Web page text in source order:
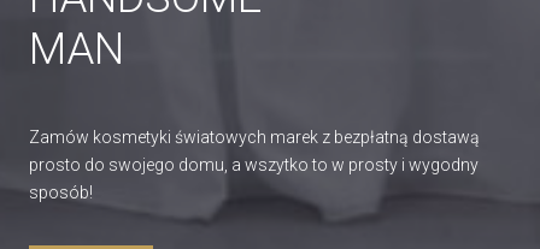
MAN
Zamów kosmetyki światowych marek z bezpłatną dostawą
prosto do swojego domu, a wszytko to w prosty i wygodny
sposób!